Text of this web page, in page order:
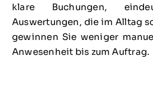
klare Buchungen,
Auswertungen, die im Alltag
gewinnen Sie weniger
Anwesenheit bis zum Auftrag.